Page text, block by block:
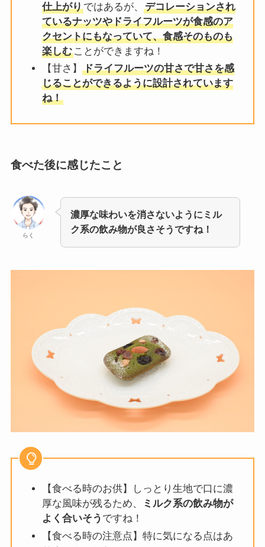
仕上がりではあるが、
デコレーションされ
ているナッツやドライフルーツが食感のア
クセントにもなっていて、食感そのものも
楽しむことができますね！
【甘さ】
ドライフルーツの甘さで甘さを感
じることができるように設計されています
ね！
食べた後に感じたこと
らく
濃厚な味わいを消さないようにミル
ク系の飲み物が良さそうですね！
【食べる時のお供】しっとり生地で口に濃
厚な風味が残るため、
ミルク系の飲み物が
よく合いそう ですね！
【食べる時の注意点】特に気になる点はあ